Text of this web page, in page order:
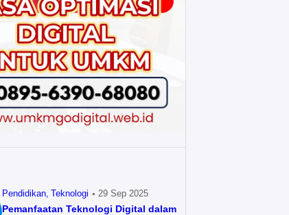
Pendidikan Teknologi 29 Sep 2025
Pemanfaatan Teknologi Digital dalam